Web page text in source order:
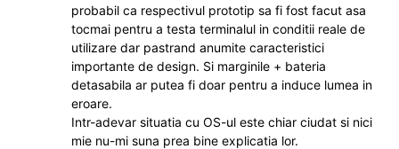
probabil ca respectivul prototip sa fi fost facut asa
tocmai pentru a testa terminalul in conditii reale de
utilizare dar pastrand anumite caracteristici
importante de design. Si marginile + bateria
detasabila ar putea fi doar pentru a induce lumea in
eroare.
Intr-adevar situatia cu OS-ul este chiar ciudat si nici
mie nu-mi suna prea bine explicatia lor.